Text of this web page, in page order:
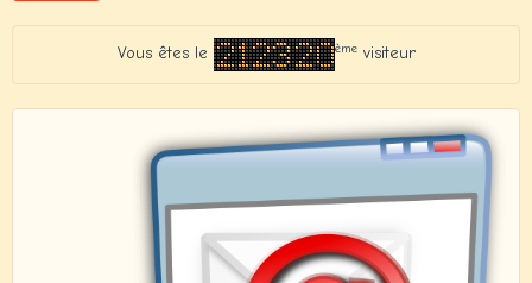
Vous êtes le èmevisiteur